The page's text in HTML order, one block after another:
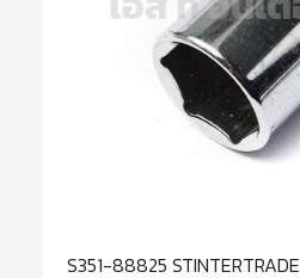
S351-88825 STINTERTRADE